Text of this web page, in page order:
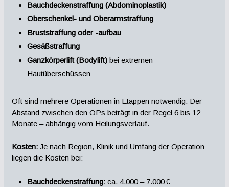
Bauchdeckenstraffung (Abdominoplastik)
Oberschenkel- und Oberarmstraffung
Bruststraffung oder -aufbau
Gesäßstraffung
Ganzkörperlift (Bodylift)bei extremen
Hautüberschüssen
Oft sind mehrere Operationen in Etappen notwendig. Der
Abstand zwischen den OPs beträgt in der Regel 6 bis 12
Monate – abhängig vom Heilungsverlauf.
Kosten:Je nach Region, Klinik und Umfang der Operation
liegen die Kosten bei:
Bauchdeckenstraffung:ca. 4.000 – 7.000 €